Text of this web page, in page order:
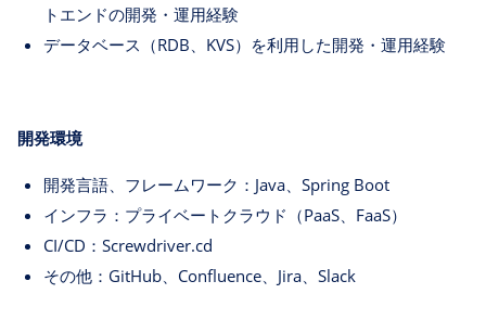
トエンドの開発・運用経験
データベース（RDB、KVS）を利用した開発・運用経験
開発環境
開発言語、フレームワーク：Java、Spring Boot
インフラ：プライベートクラウド（PaaS、FaaS）
CI/CD：Screwdriver.cd
その他：GitHub、Confluence、Jira、Slack